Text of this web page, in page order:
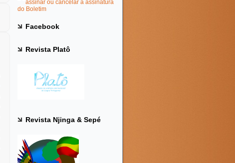
Facebook
Revista Platô
Revista Njinga & Sepé